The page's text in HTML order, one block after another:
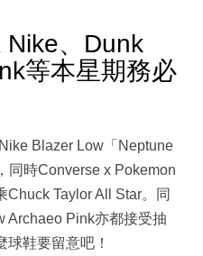
Nike、Dunk
等本星期務必
Blazer Low「Neptune
同時Converse x Pokemon
Taylor All Star。同
Archaeo Pink亦都接受抽
鞋要留意吧！